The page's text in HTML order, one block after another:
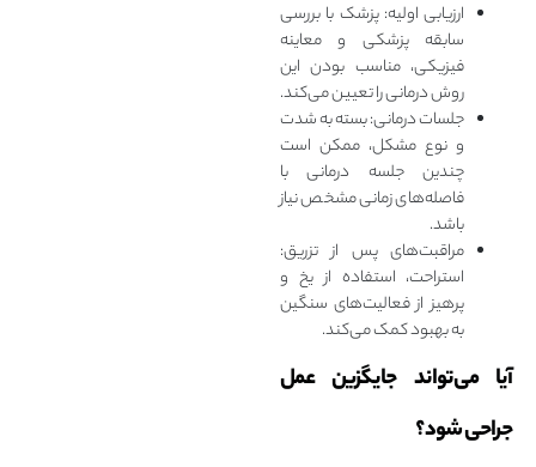
ارزیابی اولیه: پزشک با بررسی
سابقه پزشکی و معاینه
فیزیکی، مناسب بودن این
روش درمانی را تعیین می‌کند.
جلسات درمانی: بسته به شدت
و نوع مشکل، ممکن است
چندین جلسه درمانی با
فاصله‌های زمانی مشخص نیاز
باشد.
مراقبت‌های پس از تزریق:
استراحت، استفاده از یخ و
پرهیز از فعالیت‌های سنگین
به بهبود کمک می‌کند.
آیا می‌تواند جایگزین عمل
جراحی شود؟